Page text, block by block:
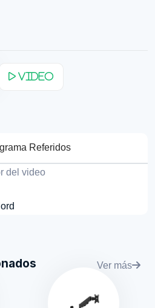
Video
Referidos
del video
Ver más